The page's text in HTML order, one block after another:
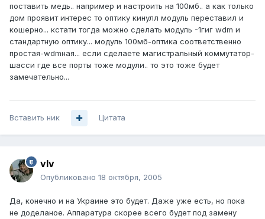
поставить медь.. например и настроить на 100мб.. а как только
дом проявит интерес то оптику кинулл модуль переставил и
кошерно... кстати тогда можно сделать модуль -1гиг wdm и
стандартную оптику... модуль 100мб-оптика соответственно
простая-wdmная... если сделаете магистральный коммутатор-
шасси где все порты тоже модули.. то это тоже будет
замечательно...
Вставить ник Цитата
vIv
Опубликовано 18 октября, 2005
Да, конечно и на Украине это будет. Даже уже есть, но пока
не доделаное. Аппаратура скорее всего будет под замену